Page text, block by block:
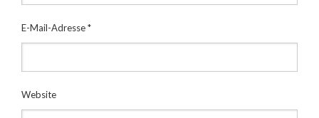
E-Mail-Adresse*
Website